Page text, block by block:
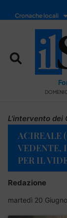
Cronache locali
L'intervento dei
ACIREALE
VEDENTE,
PER IL
Redazione
martedì 20